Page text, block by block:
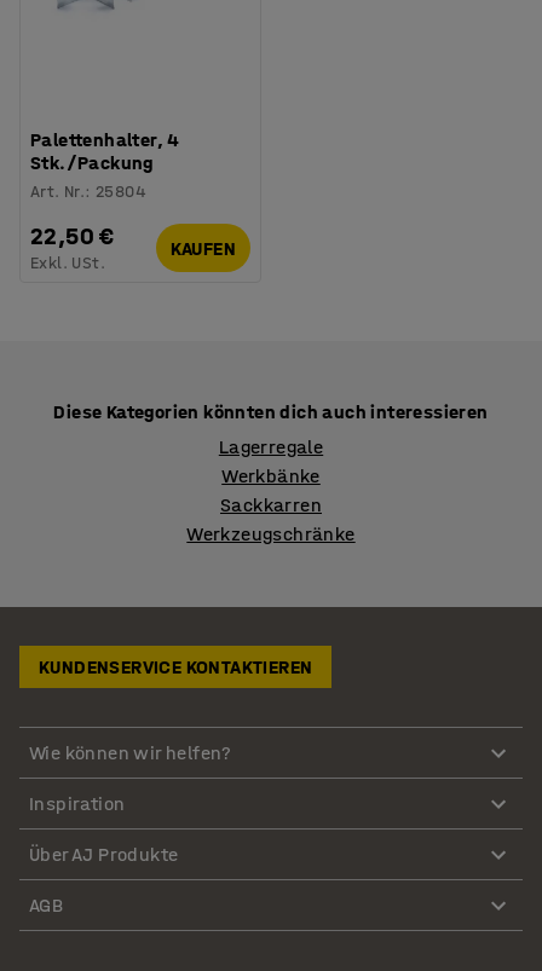
Palettenhalter, 4
Stk./Packung
Art. Nr.: 25804
22,50 €
Exkl. USt.
KAUFEN
Diese Kategorien könnten dich auch interessieren
Lagerregale
Werkbänke
Sackkarren
Werkzeugschränke
KUNDENSERVICE KONTAKTIEREN
Wie können wir helfen?
Inspiration
Über AJ Produkte
AGB